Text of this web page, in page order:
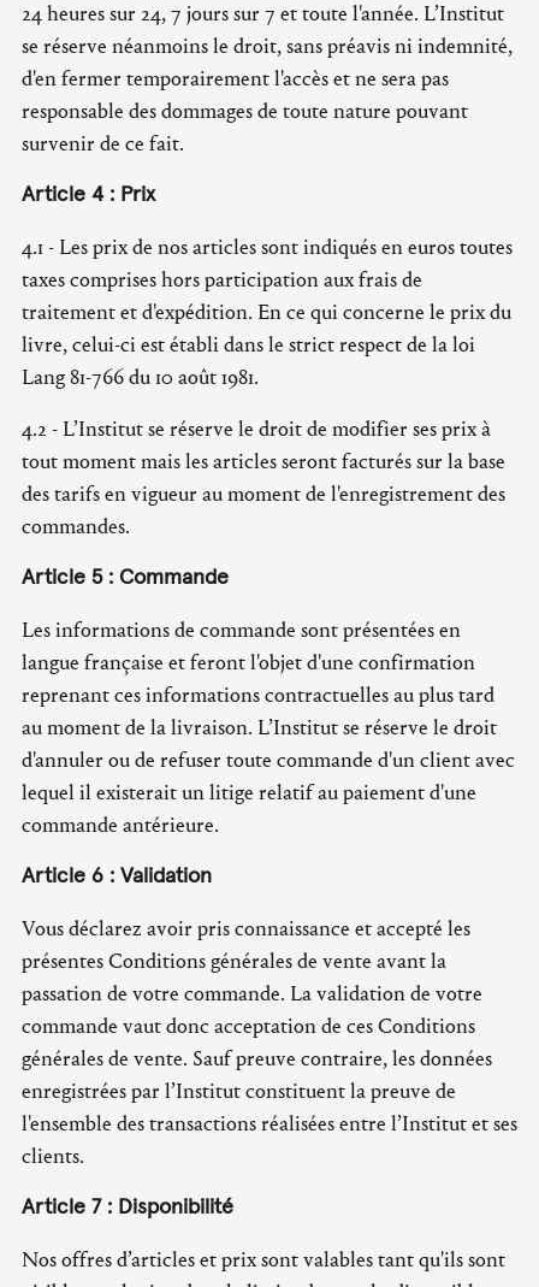
24 heures sur 24, 7 jours sur 7 et toute l'année. L’Institut
se réserve néanmoins le droit, sans préavis ni indemnité,
d'en fermer temporairement l'accès et ne sera pas
responsable des dommages de toute nature pouvant
survenir de ce fait.
Article 4 : Prix
4.1 - Les prix de nos articles sont indiqués en euros toutes
taxes comprises hors participation aux frais de
traitement et d'expédition. En ce qui concerne le prix du
livre, celui-ci est établi dans le strict respect de la loi
Lang 81-766 du 10 août 1981.
4.2 - L’Institut se réserve le droit de modifier ses prix à
tout moment mais les articles seront facturés sur la base
des tarifs en vigueur au moment de l'enregistrement des
commandes.
Article 5 : Commande
Les informations de commande sont présentées en
langue française et feront l'objet d'une confirmation
reprenant ces informations contractuelles au plus tard
au moment de la livraison. L’Institut se réserve le droit
d'annuler ou de refuser toute commande d'un client avec
lequel il existerait un litige relatif au paiement d'une
commande antérieure.
Article 6 : Validation
Vous déclarez avoir pris connaissance et accepté les
présentes Conditions générales de vente avant la
passation de votre commande. La validation de votre
commande vaut donc acceptation de ces Conditions
générales de vente. Sauf preuve contraire, les données
enregistrées par l’Institut constituent la preuve de
l'ensemble des transactions réalisées entre l’Institut et ses
clients.
Article 7 : Disponibilité
Nos offres d’articles et prix sont valables tant qu'ils sont